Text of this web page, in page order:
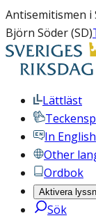
Antisemitismen i
Björn Söder (SD)
Lättläst
In English
Other
Ordbok
Aktivera
Sök